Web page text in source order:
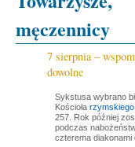
męczennicy
7 sierpnia –
dowolne
Sykstusa wybrano
Kościoła rzymskiego
257. Rok później
podczas
czterema diakonami